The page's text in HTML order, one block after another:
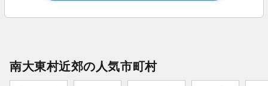
南大東村近郊の人気市町村